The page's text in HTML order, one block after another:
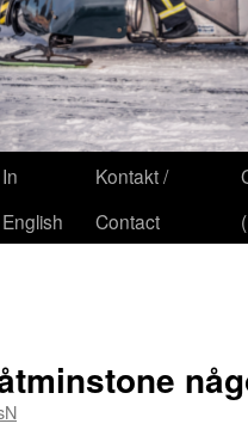
In
English
Kontakt /
Contact